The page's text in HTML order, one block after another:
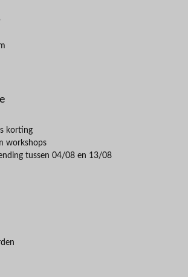
korting
workshops
tussen 04/08 en 13/08